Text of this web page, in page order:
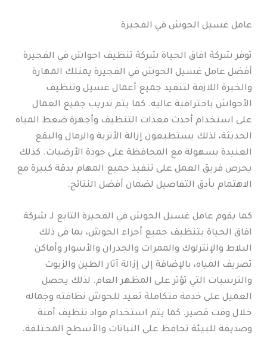
عامل غسيل الحوش في الفجيرة
توفر شركة افاق الحياة شركة تنظيف احواش في الفجيرة
أفضل عامل غسيل الحوش في الفجيرة يمتلك المهارة
والخبرة اللازمة لتنفيذ جميع أعمال غسيل وتنظيف
الأحواش باحترافية عالية. كما يتم تدريب جميع العمال
على استخدام أحدث معدات التنظيف وأجهزة ضغط المياه
الحديثة، لذلك يستطيعون إزالة الأتربة والرمال والبقع
العنيدة بسهولة مع المحافظة على جودة الأرضيات. كذلك
يحرص فريق العمل على تنفيذ جميع المهام بدقة كبيرة مع
الاهتمام بأدق التفاصيل لضمان أفضل النتائج.
كما يقوم عامل غسيل الحوش في الفجيرة التابع لـ شركة
افاق الحياة بتنظيف جميع أجزاء الحوش، بما في ذلك
البلاط والإنترلوك والممرات والجدران والأسوار وأماكن
تصريف المياه، بالإضافة إلى إزالة آثار الطين والزيوت
والترسبات التي تؤثر على المظهر العام. لذلك يحصل
العميل على خدمة متكاملة تعيد للحوش نظافته وجماله
خلال وقت قصير. كما يتم استخدام مواد تنظيف آمنة
وصديقة للبيئة تحافظ على النباتات والأسطح المختلفة.